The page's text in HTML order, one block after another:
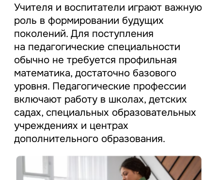
Учителя и воспитатели играют важную
роль в формировании будущих
поколений. Для поступления
на педагогические специальности
обычно не требуется профильная
математика, достаточно базового
уровня. Педагогические профессии
включают работу в школах, детских
садах, специальных образовательных
учреждениях и центрах
дополнительного образования.